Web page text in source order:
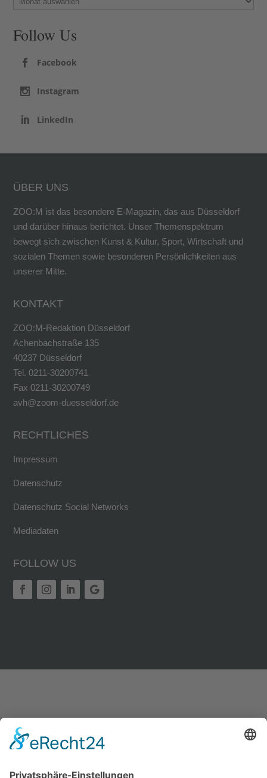
Follow Us
Facebook
Instagram
LinkedIn
ÜBER UNS
ZOO:M ist das besondere E-Magazin, das aus Düsseldorf
und darüber hinaus berichtet. Unser Themenspektrum
bewegt sich zwischen Kunst & Kultur, Sport, Wirtschaft und
sozialen Themen sowie besonderen Persönlichkeiten aus
unserer Mitte.
KONTAKT
ZOO:M-Redaktion Düsseldorf
Achenbachstraße 135
40237 Düsseldorf
Tel. 0211-30200741
Fax 0211-30200749
avh@zoom-duesseldorf.de
RECHTLICHES
Impressum
Datenschutz
Datenschutz Social Networks
Mediadaten
FOLLOW US